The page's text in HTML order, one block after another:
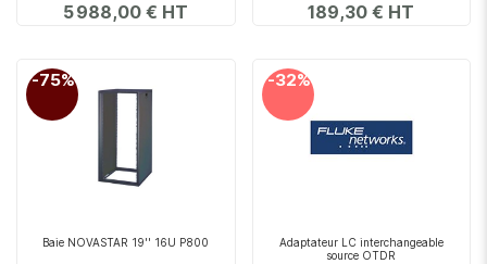
5 988,00 € 189,30 €
Baie NOVASTAR 19'' 16U P800
-75%
Adaptateur LC interchangeable
source OTDR
-32%